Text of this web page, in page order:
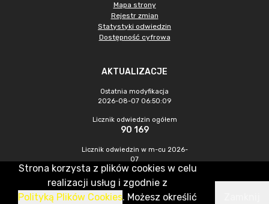
Mapa strony
Rejestr zmian
Statystyki odwiedzin
Dostępność cyfrowa
AKTUALIZACJE
Ostatnia modyfikacja
2026-08-07 06:50:09
Licznik odwiedzin ogółem
90 169
Licznik odwiedzin w m-cu 2026-
07
648
CMS & Hosting: Nefeni Sp. z o.o.
Strona korzysta z plików cookies w celu
realizacji usług i zgodnie z
Polityką Plików Cookies. Możesz określić